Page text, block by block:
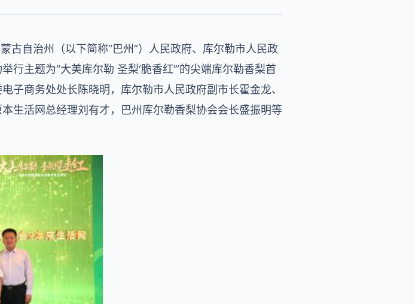
古自治州（以下简称“巴州”）人民政府、库尔勒市人民政
主题为“大美库尔勒 圣梨‘脆香红’”的尖端库尔勒香梨首
子商务处处长陈晓明，库尔勒市人民政府副市长霍金龙、
生活网总经理刘有才，巴州库尔勒香梨协会会长盛振明等